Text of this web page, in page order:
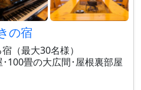
の宿
（最大30名様）
100畳の大広間･屋根裏部屋